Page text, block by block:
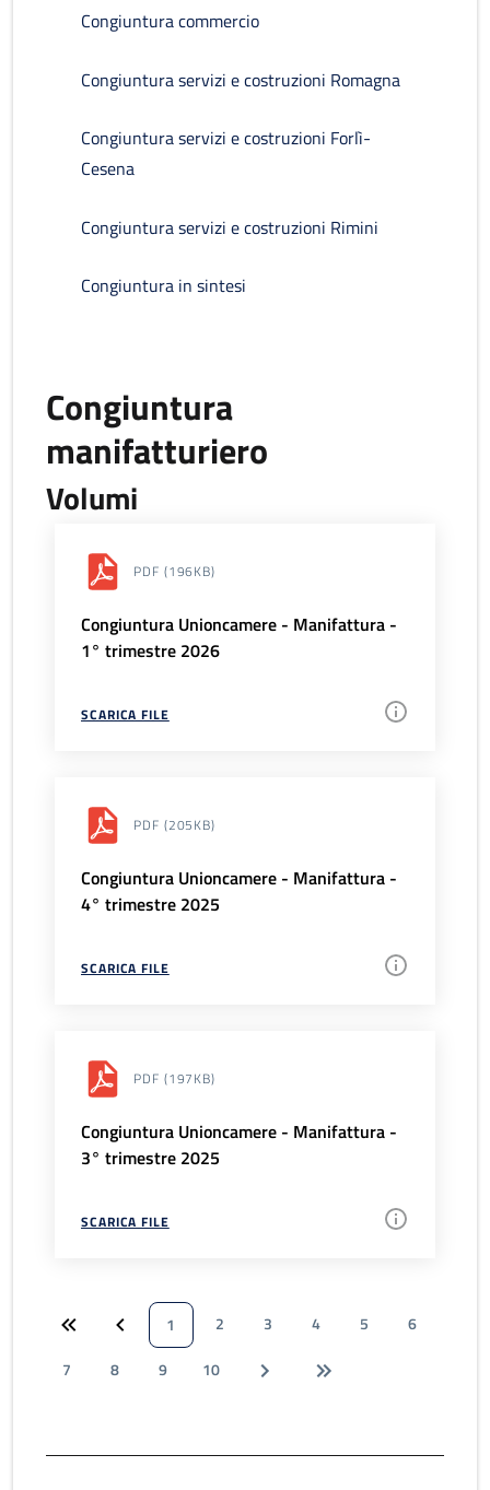
Congiuntura commercio
Congiuntura servizi e costruzioni Romagna
Congiuntura servizi e costruzioni Forlì-
Cesena
Congiuntura servizi e costruzioni Rimini
Congiuntura in sintesi
Congiuntura
manifatturiero
Volumi
PDF (196KB)
Congiuntura Unioncamere - Manifattura -
1° trimestre 2026
SCARICA FILE
PDF (205KB)
Congiuntura Unioncamere - Manifattura -
4° trimestre 2025
SCARICA FILE
PDF (197KB)
Congiuntura Unioncamere - Manifattura -
3° trimestre 2025
SCARICA FILE
1 2 3 4 5
6
7
8 9 10